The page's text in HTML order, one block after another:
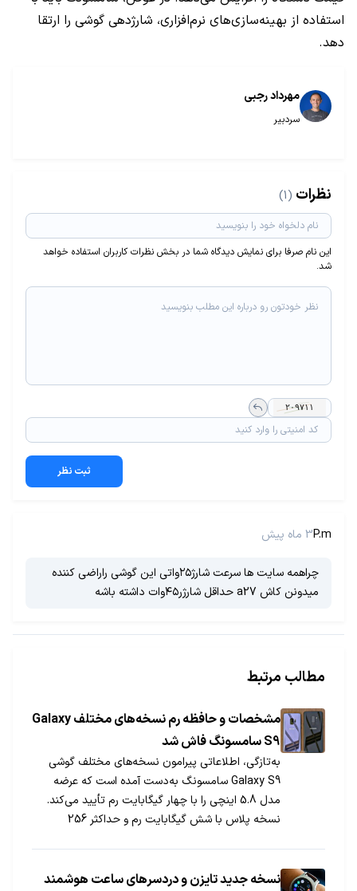
استفاده از بهینه‌سازی‌های نرم‌افزاری، شارژدهی گوشی را ارتقا
دهد.
مهرداد رجبی
سردبیر
نظرات (1)
این نام صرفا برای نمایش دیدگاه شما در بخش نظرات کاربران استفاده خواهد
شد.
ثبت نظر
P.m3 ماه پیش
چراهمه سایت ها سرعت شارژ۲۵واتی این گوشی راراضی کننده
میدونن کاش a27 حداقل شارژر۴۵وات داشته باشه
مطالب مرتبط
مشخصات و حافظه رم نسخه‌های مختلف Galaxy
S9 سامسونگ فاش شد
به‌تازگی، اطلاعاتی پیرامون نسخه‌های مختلف گوشی
Galaxy S9 سامسونگ به‌دست آمده است که عرضه
مدل 5.8 اینچی را با چهار گیگابایت رم تأیید می‌کند.
نسخه پلاس با شش گیگابایت رم و حداکثر 256
نسخه جدید تایزن و دردسرهای ساعت هوشمند